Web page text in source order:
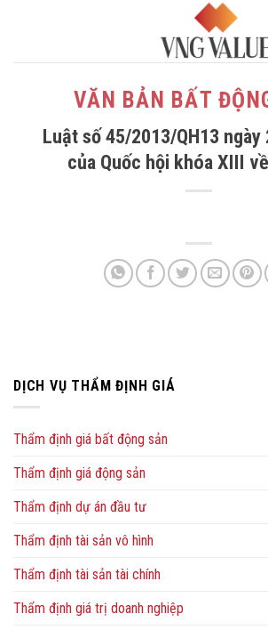
VĂN BẢN BẤT
Luật số 45/2013/QH13
của Quốc hội khóa XIII
DỊCH VỤ THẨM ĐỊNH GIÁ
Thẩm định giá bất động sản
Thẩm định giá động sản
Thẩm định dự án đầu tư
Thẩm định tài sản vô hình
Thẩm định tài sản tài chính
Thẩm định giá trị doanh nghiệp